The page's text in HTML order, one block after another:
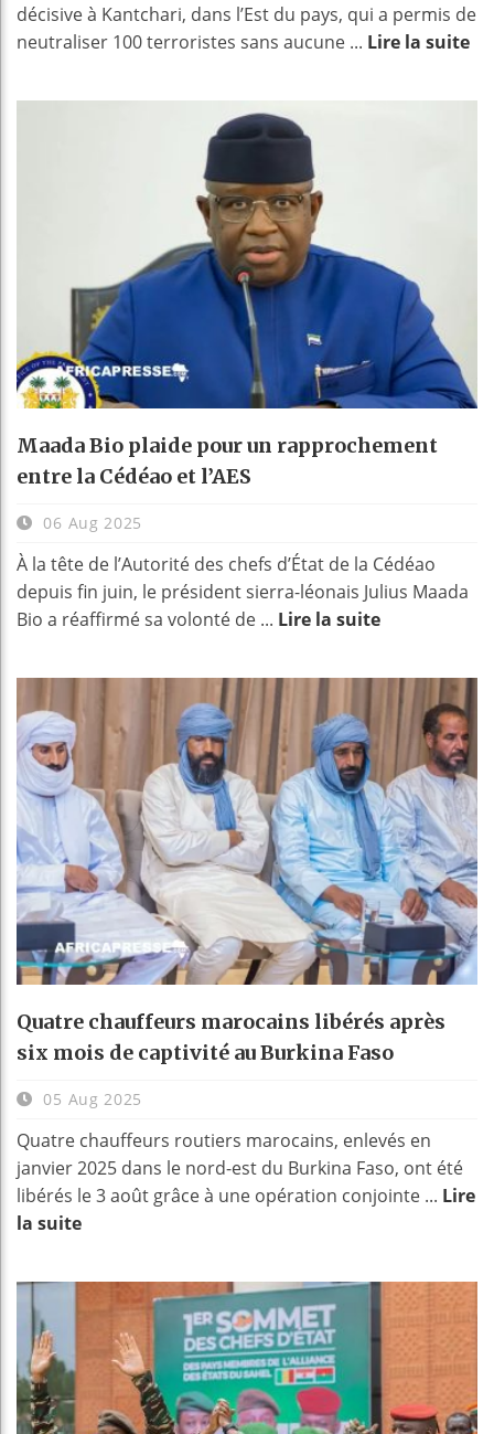
décisive à Kantchari, dans l’Est du pays, qui a permis de
neutraliser 100 terroristes sans aucune ... Lire la suite
Maada Bio plaide pour un rapprochement
entre la Cédéao et l’AES
06 Aug 2025
À la tête de l’Autorité des chefs d’État de la Cédéao
depuis fin juin, le président sierra-léonais Julius Maada
Bio a réaffirmé sa volonté de ... Lire la suite
Quatre chauffeurs marocains libérés après
six mois de captivité au Burkina Faso
05 Aug 2025
Quatre chauffeurs routiers marocains, enlevés en
janvier 2025 dans le nord-est du Burkina Faso, ont été
libérés le 3 août grâce à une opération conjointe ... Lire
la suite